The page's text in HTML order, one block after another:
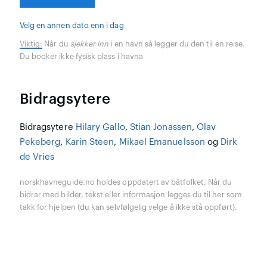
Velg en annen dato enn i dag
Viktig: Når du sjekker inn i en havn så legger du den til en reise.
Du booker ikke fysisk plass i havna
Bidragsytere
Bidragsytere Hilary Gallo, Stian Jonassen,Olav
Pekeberg, Karin Steen, Mikael Emanuelsson og Dirk
de Vries
norskhavneguide.no holdes oppdatert av båtfolket. Når du
bidrar med bilder, tekst eller informasjon legges du til her som
takk for hjelpen (du kan selvfølgelig velge å ikke stå oppført).